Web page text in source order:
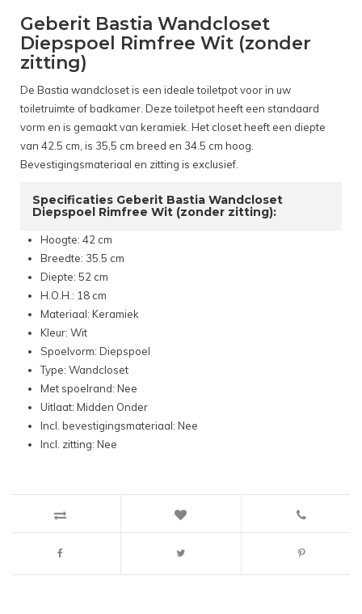
Geberit Bastia Wandcloset
Diepspoel Rimfree Wit (zonder
zitting)
De Bastia wandcloset is een ideale toiletpot voor in uw
toiletruimte of badkamer. Deze toiletpot heeft een standaard
vorm en is gemaakt van keramiek. Het closet heeft een diepte
van 42.5 cm, is 35,5 cm breed en 34.5 cm hoog.
Bevestigingsmateriaal en zitting is exclusief.
Specificaties Geberit Bastia Wandcloset
Diepspoel Rimfree Wit (zonder zitting):
Hoogte: 42 cm
Breedte: 35.5 cm
Diepte: 52 cm
H.O.H.: 18 cm
Materiaal: Keramiek
Kleur: Wit
Spoelvorm: Diepspoel
Type: Wandcloset
Met spoelrand: Nee
Uitlaat: Midden Onder
Incl. bevestigingsmateriaal: Nee
Incl. zitting: Nee